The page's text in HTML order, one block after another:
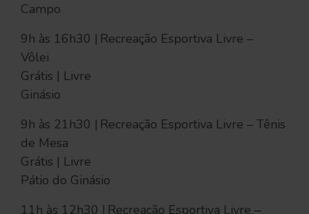
Campo
9h às 16h30 | Recreação Esportiva Livre –
Vôlei
Grátis | Livre
Ginásio
9h às 21h30 | Recreação Esportiva Livre – Tênis
de Mesa
Grátis | Livre
Pátio do Ginásio
11h às 12h30 | Recreação Esportiva Livre –